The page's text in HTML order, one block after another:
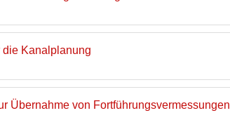
die Kanalplanung
Übernahme von Fortführungsvermessungen